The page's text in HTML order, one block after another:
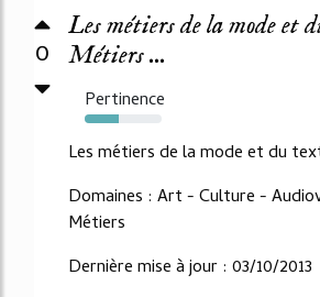
0
Les métiers de la mode et
Métiers ...
Pertinence
44%
Les métiers de la mode et du
Domaines : Art - Culture -
Métiers
Dernière mise à jour : 03/10/2013